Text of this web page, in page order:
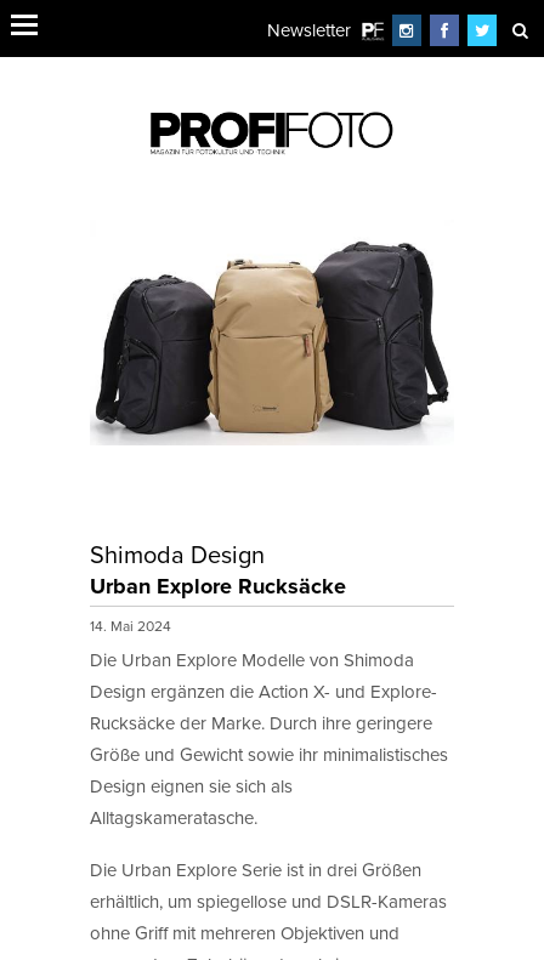
Newsletter
Shimoda Design
Urban Explore Rucksäcke
14. Mai 2024
Die Urban Explore Modelle von Shimoda
Design ergänzen die Action X- und Explore-
Rucksäcke der Marke. Durch ihre geringere
Größe und Gewicht sowie ihr minimalistisches
Design eignen sie sich als
Alltagskameratasche.
Die Urban Explore Serie ist in drei Größen
erhältlich, um spiegellose und DSLR-Kameras
ohne Griff mit mehreren Objektiven und